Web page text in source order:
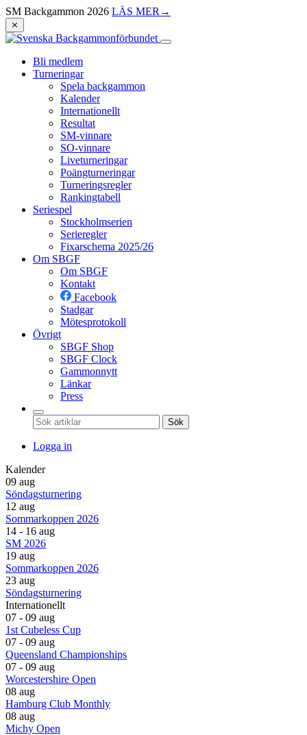
SM Backgammon 2026 LÄS MER →
⨯
Bli medlem
Turneringar
Spela backgammon
Kalender
Internationellt
Resultat
SM-vinnare
SO-vinnare
Liveturneringar
Poängturneringar
Turneringsregler
Rankingtabell
Seriespel
Stockholmserien
Serieregler
Fixarschema 2025/26
Om SBGF
Om SBGF
Kontakt
Facebook
Stadgar
Mötesprotokoll
Övrigt
SBGF Shop
SBGF Clock
Gammonnytt
Länkar
Press
Sök
Logga in
Kalender
09 aug
Söndagsturnering
12 aug
Sommarkoppen 2026
14 - 16 aug
SM 2026
19 aug
Sommarkoppen 2026
23 aug
Söndagsturnering
Internationellt
07 - 09 aug
1st Cubeless Cup
07 - 09 aug
Queensland Championships
07 - 09 aug
Worcestershire Open
08 aug
Hamburg Club Monthly
08 aug
Michy Open